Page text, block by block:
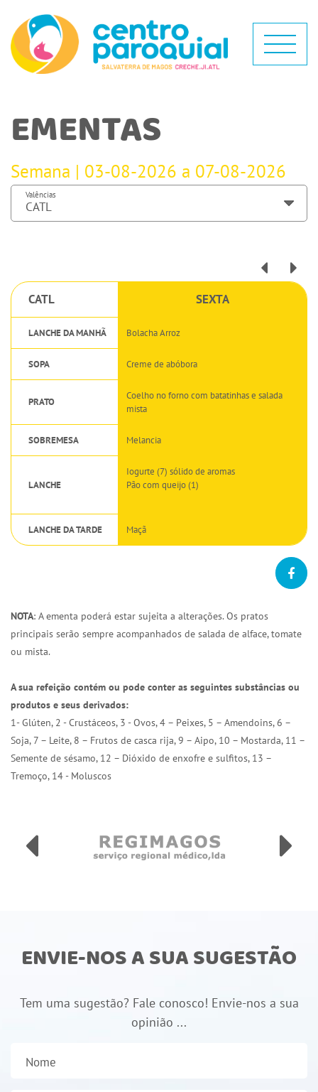
EMENTAS
Semana | 03-08-2026 a 07-08-2026
Valências
CATL SEXTA
LANCHE DA MANHÃ Bolacha Arroz
SOPA Creme de abóbora
PRATO
Coelho no forno com batatinhas e salada
mista
SOBREMESA Melancia
LANCHE
Iogurte (7) sólido de aromas
Pão com queijo (1)
LANCHE DA TARDE Maçã
NOTA: A ementa poderá estar sujeita a alterações. Os pratos
principais serão sempre acompanhados de salada de alface, tomate
ou mista.
A sua refeição contém ou pode conter as seguintes substâncias ou
produtos e seus derivados:
1- Glúten, 2 - Crustáceos, 3 - Ovos, 4 – Peixes, 5 – Amendoins, 6 –
Soja, 7 – Leite, 8 – Frutos de casca rija, 9 – Aipo, 10 – Mostarda, 11 –
Semente de sésamo, 12 – Dióxido de enxofre e sulfitos, 13 –
Tremoço, 14 - Moluscos
ENVIE-NOS A SUA SUGESTÃO
Tem uma sugestão? Fale conosco! Envie-nos a sua
opinião ...
Nome